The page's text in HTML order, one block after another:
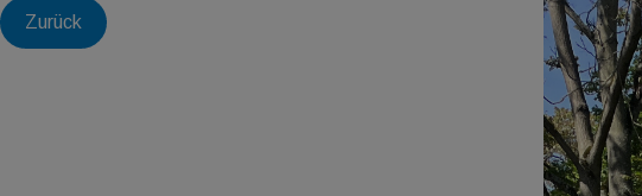
Zurück